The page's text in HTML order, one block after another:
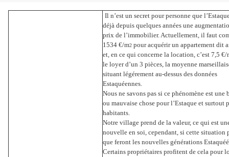
Il n’est un secret pour personne que
déjà depuis quelques années une
prix de l’immobilier.Actuellement, il faut
1534 €/m2 pour acquérir un appartement dit
et, en ce qui concerne la location, c’est 7,5 €/
le loyer d’un 3 pièces, la moyenne
situant légérement au-dessus des données
Estaquéennes.
Nous ne savons pas si ce phénomène est une
ou mauvaise chose pour l’Estaque et surtout
habitants.
Notre village prend de la valeur, ce qui est
nouvelle en soi, cependant, si cette situation
que feront les nouvelles générations
Certains propriétaires profitent de cela pour